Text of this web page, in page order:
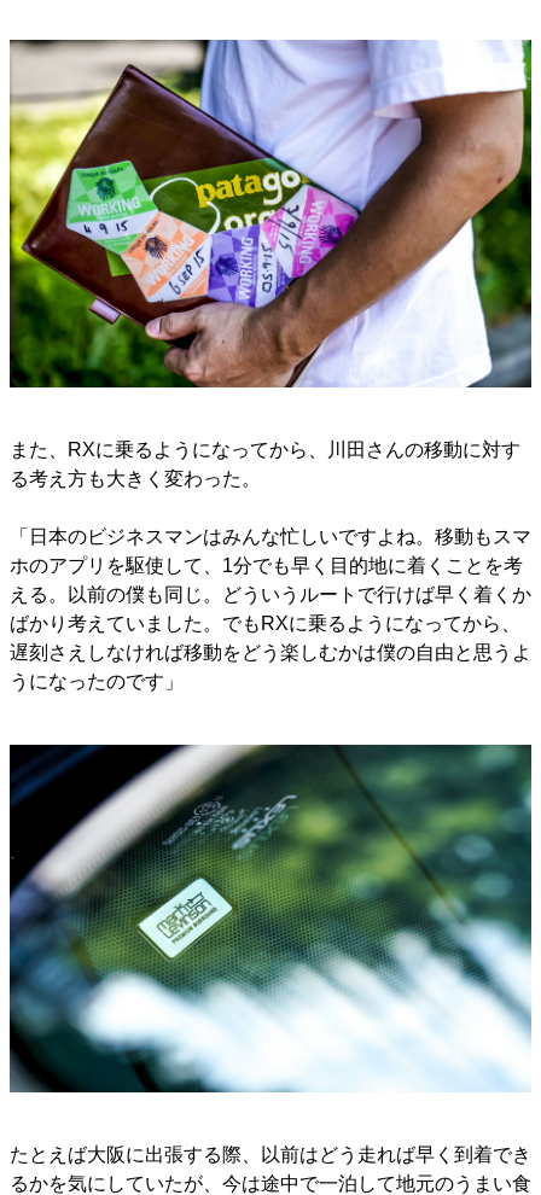
また、RXに乗るようになってから、川田さんの移動に対す
る考え方も大きく変わった。
「日本のビジネスマンはみんな忙しいですよね。移動もスマ
ホのアプリを駆使して、1分でも早く目的地に着くことを考
える。以前の僕も同じ。どういうルートで行けば早く着くか
ばかり考えていました。でもRXに乗るようになってから、
遅刻さえしなければ移動をどう楽しむかは僕の自由と思うよ
うになったのです」
たとえば大阪に出張する際、以前はどう走れば早く到着でき
るかを気にしていたが、今は途中で一泊して地元のうまい食